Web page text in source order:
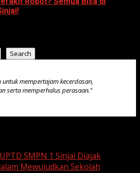
Search
mempertajam kecerdasan,
serta memperhalus perasaan."
SMPN 1 Sinjai Diajak
Mewujudkan Sekolah